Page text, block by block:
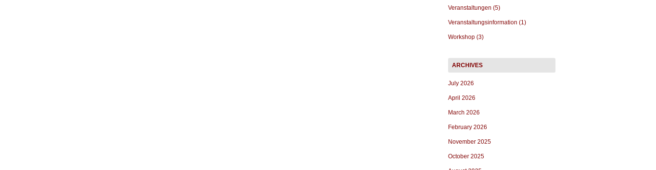
Veranstaltungen (5)
Veranstaltungsinformation (1)
Workshop (3)
July 2026
April 2026
March 2026
February 2026
November 2025
October 2025